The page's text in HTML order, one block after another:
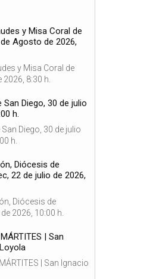
y Misa Coral de
Agosto de 2026,
y Misa Coral de
8:30 h.
San Diego, 30 de julio
h.
Diego, 30 de julio
h.
Diócesis de
22 de julio de 2026,
Diócesis de
2026, 10:00 h.
| San
| San Ignacio